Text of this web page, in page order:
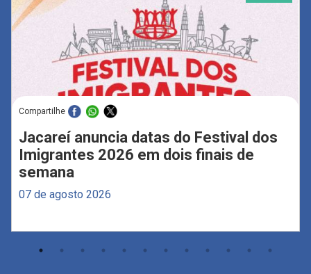
Compartilhe
Jacareí anuncia datas do Festival dos
Imigrantes 2026 em dois finais de
semana
07 de agosto 2026